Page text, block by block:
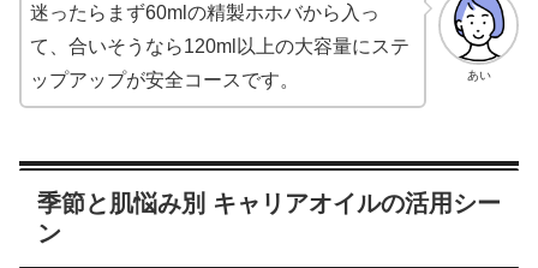
あい
迷ったらまず60mlの精製ホホバから入っ
て、合いそうなら120ml以上の大容量にステ
ップアップが安全コースです。
季節と肌悩み別 キャリアオイルの活用シー
ン